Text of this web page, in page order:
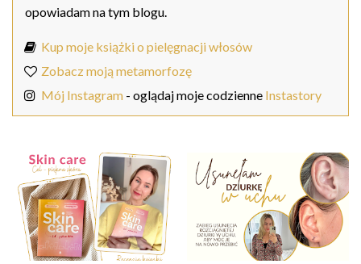
opowiadam na tym blogu.
Kup moje książki o pielęgnacji włosów
Zobacz moją metamorfozę
Mój Instagram - oglądaj moje codzienne Instastory